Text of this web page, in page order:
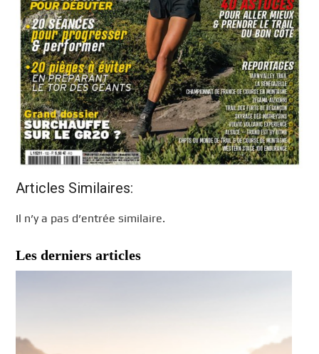
Articles Similaires:
Il n’y a pas d’entrée similaire.
Les derniers articles